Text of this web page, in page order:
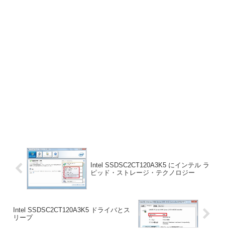
Intel SSDSC2CT120A3K5 にインテル ラ
ピッド・ストレージ・テクノロジー
Intel SSDSC2CT120A3K5 ドライバとス
リープ